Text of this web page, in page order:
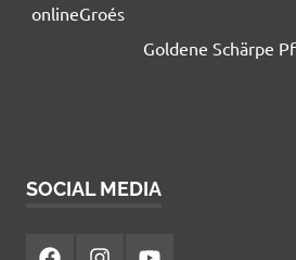
onlineGroés
Goldene Schärpe
SOCIAL MEDIA
FacebookInstagramYouTube